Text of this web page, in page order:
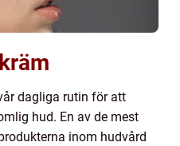
dagliga rutin för att
hud. En av de mest
inom hudvård